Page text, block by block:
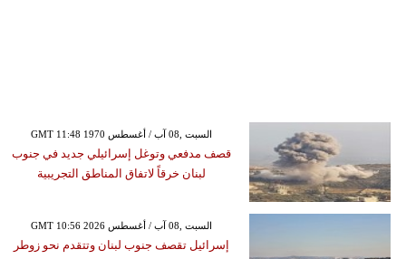
GMT 11:48 1970 السبت ,08 آب / أغسطس
قصف مدفعي وتوغل إسرائيلي جديد في جنوب
لبنان خرقاً لاتفاق المناطق التجريبية
GMT 10:56 2026 السبت ,08 آب / أغسطس
إسرائيل تقصف جنوب لبنان وتتقدم نحو زوطر